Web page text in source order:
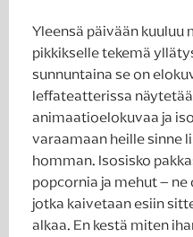
Yleensä päivään kuuluu
pikkikselle tekemä
sunnuntaina se on
leffateatterissa
animaatioelokuvaa ja
varaamaan heille sinne
homman. Isosisko
popcornia ja mehut –
jotka kaivetaan esiin
alkaa. En kestä miten